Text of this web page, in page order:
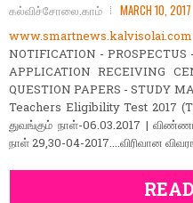
கல்விச்சோலை.காம் MARCH 10, 2017
www.smartnews.kalvisolai.com
NOTIFICATION -
APPLICATION RECEIVING
QUESTION PAPERS - STUDY
Teachers Eligibility Test 2017
துவங்கும் நாள்-06.03.2017 |
நாள் 29,30-04-2017....விரிவான